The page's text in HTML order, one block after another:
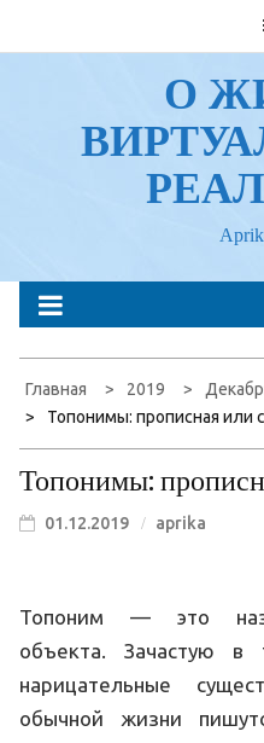
к
О
Главная 2019
Топонимы: прописная или
Топонимы:
01.12.2019 aprika
Топоним — это
объекта. Зачастую в
нарицательные
обычной жизни